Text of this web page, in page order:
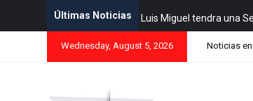
Últimas Noticias Luis Miguel tendra una
Wednesday, August 5, 2026 Noticias